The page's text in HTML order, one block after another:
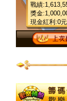
戰績
獎金
現金紅利:0元